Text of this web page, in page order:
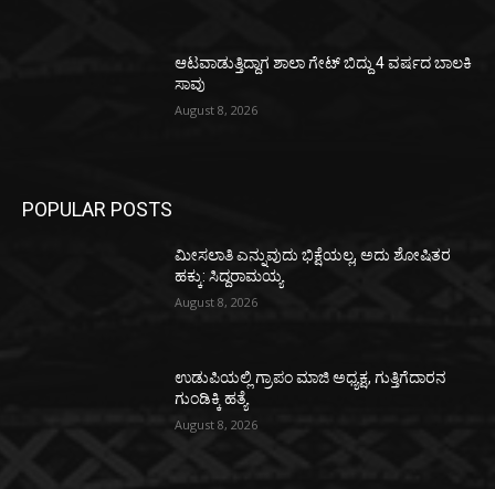
ಆಟವಾಡುತ್ತಿದ್ದಾಗ ಶಾಲಾ ಗೇಟ್‌ ಬಿದ್ದು 4 ವರ್ಷದ ಬಾಲಕಿ
ಸಾವು
August 8, 2026
POPULAR POSTS
ಮೀಸಲಾತಿ ಎನ್ನುವುದು ಭಿಕ್ಷೆಯಲ್ಲ, ಅದು ಶೋಷಿತರ
ಹಕ್ಕು: ಸಿದ್ದರಾಮಯ್ಯ
August 8, 2026
ಉಡುಪಿಯಲ್ಲಿ ಗ್ರಾಪಂ ಮಾಜಿ ಅಧ್ಯಕ್ಷ, ಗುತ್ತಿಗೆದಾರನ
ಗುಂಡಿಕ್ಕಿ ಹತ್ಯೆ
August 8, 2026